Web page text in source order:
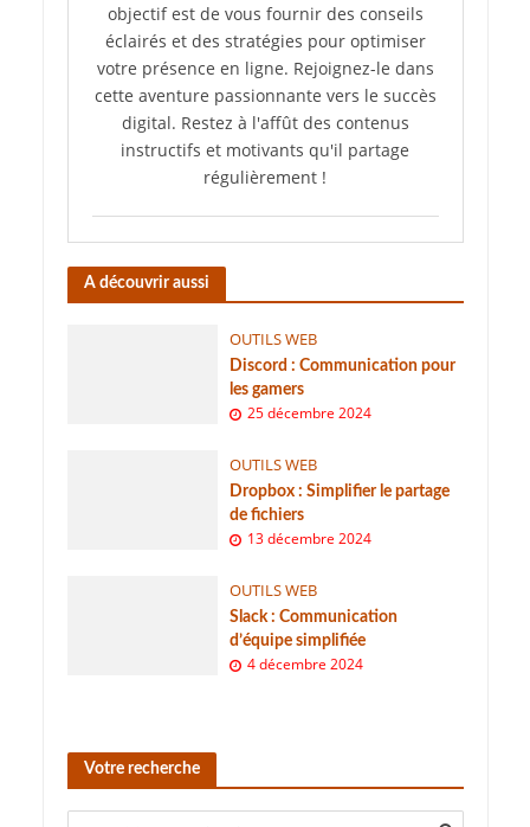
objectif est de vous fournir des conseils
éclairés et des stratégies pour optimiser
votre présence en ligne. Rejoignez-le dans
cette aventure passionnante vers le succès
digital. Restez à l'affût des contenus
instructifs et motivants qu'il partage
régulièrement !
A découvrir aussi
OUTILS WEB
Discord : Communication pour
les gamers
25 décembre 2024
OUTILS WEB
Dropbox : Simplifier le partage
de fichiers
13 décembre 2024
OUTILS WEB
Slack : Communication
d’équipe simplifiée
4 décembre 2024
Votre recherche